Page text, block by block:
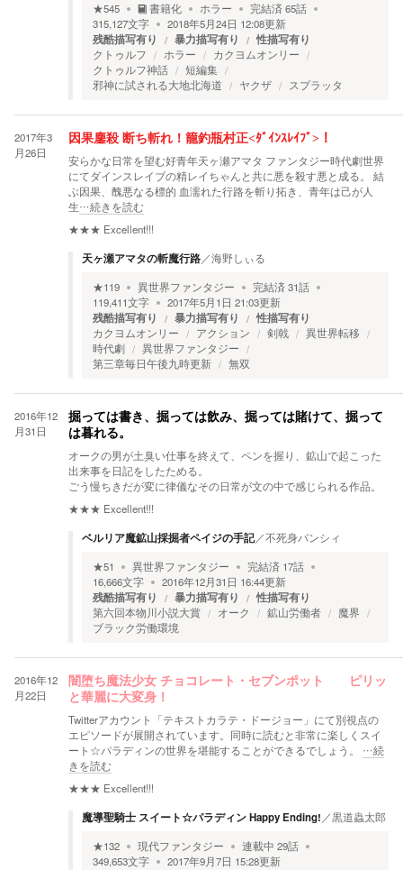
★545 書籍化 ホラー 完結済 65話
315,127文字 2018年5月24日 12:08更新
残酷描写有り 暴力描写有り 性描写有り
クトゥルフ ホラー
カクヨムオンリー
クトゥルフ神話
短編集
邪神に試される大地北海道
ヤクザ スプラッタ
2017年3
月26日
因果鏖殺 断ち斬れ！籠釣瓶村正<ﾀﾞｲﾝｽﾚｲﾌﾞ>！
安らかな日常を望む好青年天ヶ瀬アマタ ファンタジー時代劇世界
にてダインスレイブの精レイちゃんと共に悪を殺す悪と成る。 結
ぶ因果、醜悪なる標的 血濡れた行路を斬り拓き、青年は己が人
生…続きを読む
★★★ Excellent!!!
天ヶ瀬アマタの斬魔行路／海野しぃる
★119 異世界ファンタジー 完結済31話
119,411文字 2017年5月1日 21:03更新
残酷描写有り 暴力描写有り 性描写有り
カクヨムオンリー アクション 剣戟
異世界転移
時代劇
異世界ファンタジー
第三章毎日午後九時更新
無双
2016年12
月31日
掘っては書き、掘っては飲み、掘っては賭けて、掘って
は暮れる。
オークの男が土臭い仕事を終えて、ペンを握り、鉱山で起こった
出来事を日記をしたためる。
ごう慢ちきだが変に律儀なその日常が文の中で感じられる作品。
★★★ Excellent!!!
ベルリア魔鉱山採掘者ペイジの手記／不死身バンシィ
★51 異世界ファンタジー 完結済 17話
16,666文字 2016年12月31日 16:44更新
残酷描写有り 暴力描写有り 性描写有り
第六回本物川小説大賞 オーク 鉱山労働者
魔界
ブラック労働環境
2016年12
月22日
闇堕ち魔法少女 チョコレート・セブンポット ピリッ
と華麗に大変身！
Twitterアカウント「テキストカラテ・ドージョー」にて別視点の
エピソードが展開されています。同時に読むと非常に楽しくスイ
ート☆パラディンの世界を堪能することができるでしょう。 …続
きを読む
★★★ Excellent!!!
魔導聖騎士 スイート☆パラディン Happy Ending! ／黒道蟲太郎
★132 現代ファンタジー 連載中 29話
349,653文字 2017年9月7日 15:28更新